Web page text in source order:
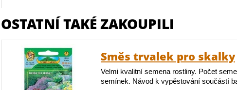
OSTATNÍ TAKÉ ZAKOUPILI
Směs trvalek pro skalky
Velmi kvalitní semena rostliny. Počet
semínek. Návod k vypěstování součástí